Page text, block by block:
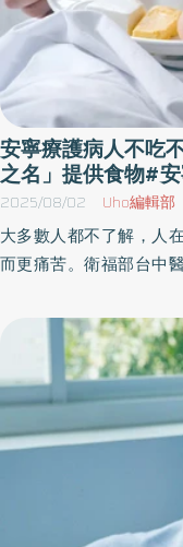
安寧療護病人不吃
之名」提供食物#
2025/08/02 Uho編輯部
大多數人都不了解，人
而更痛苦。衛福部台中
線，探討斷食善終的
斷食往生是自殺或者
旅。以下為原書摘文：